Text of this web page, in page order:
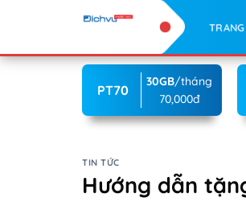
content
PT70
30GB/tháng
70,000đ
TIN TỨC
Hướng dẫn